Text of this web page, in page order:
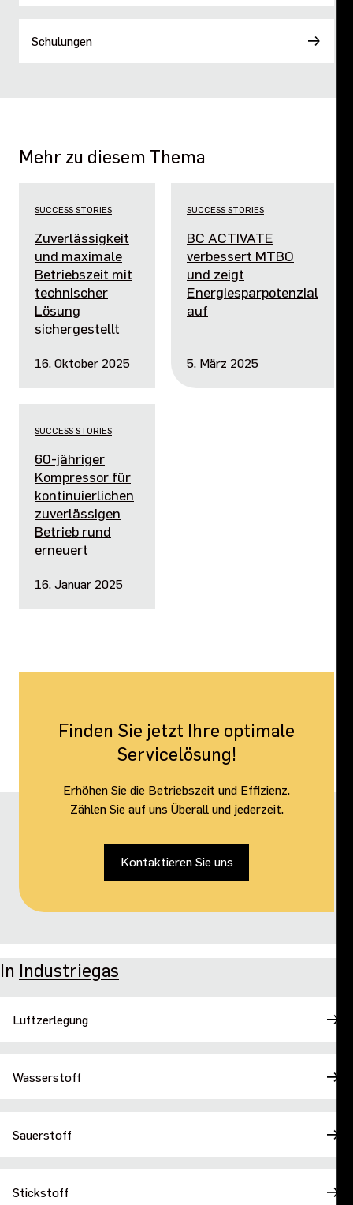
Schulungen
Mehr zu diesem Thema
SUCCESS STORIES
Zuverlässigkeit
und maximale
Betriebszeit mit
technischer
Lösung
sichergestellt
16. Oktober 2025
SUCCESS STORIES
BC ACTIVATE
verbessert MTBO
und zeigt
Energiesparpotenzial
auf
5. März 2025
SUCCESS STORIES
60-jähriger
Kompressor für
kontinuierlichen
zuverlässigen
Betrieb rund
erneuert
16. Januar 2025
Finden Sie jetzt Ihre optimale
Servicelösung!
Erhöhen Sie die Betriebszeit und Effizienz.
Zählen Sie auf uns Überall und jederzeit.
Kontaktieren Sie uns
In Industriegas
Luftzerlegung
Wasserstoff
Sauerstoff
Stickstoff